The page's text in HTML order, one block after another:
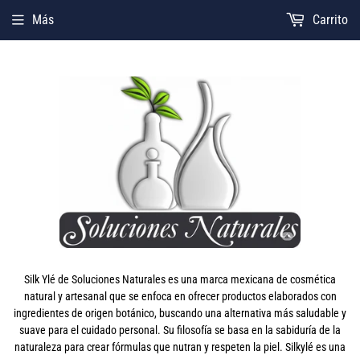
Silk Ylé de Soluciones Naturales es una marca mexicana de cosmética
natural y artesanal que se enfoca en ofrecer productos elaborados con
ingredientes de origen botánico, buscando una alternativa más saludable y
suave para el cuidado personal. Su filosofía se basa en la sabiduría de la
naturaleza para crear fórmulas que nutran y respeten la piel. Silkylé es una
Más Carrito